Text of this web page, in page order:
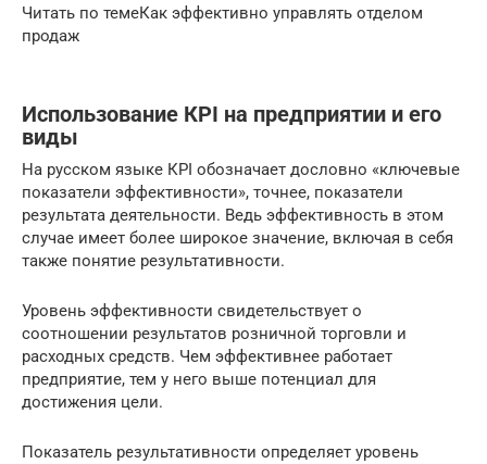
Читать по темеКак эффективно управлять отделом
продаж
Использование КРІ на предприятии и его
виды
На русском языке КРІ обозначает дословно «ключевые
показатели эффективности», точнее, показатели
результата деятельности. Ведь эффективность в этом
случае имеет более широкое значение, включая в себя
также понятие результативности.
Уровень эффективности свидетельствует о
соотношении результатов розничной торговли и
расходных средств. Чем эффективнее работает
предприятие, тем у него выше потенциал для
достижения цели.
Показатель результативности определяет уровень